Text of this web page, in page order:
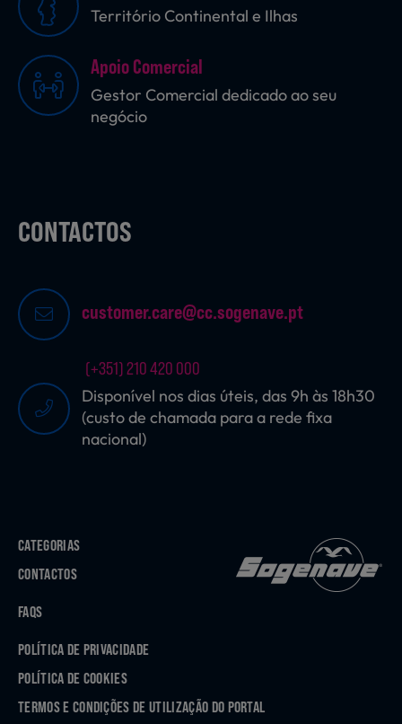
Ração para Animais
Território Continental e Ilhas
Apoio Comercial
Gestor Comercial dedicado ao seu
negócio
CONTACTOS
customer.care@cc.sogenave.pt
(+351) 210 420 000
Disponível nos dias úteis, das 9h às 18h30
(custo de chamada para a rede fixa
nacional)
CATEGORIAS
CONTACTOS
FAQS
POLÍTICA DE PRIVACIDADE
POLÍTICA DE COOKIES
TERMOS E CONDIÇÕES DE UTILIZAÇÃO DO PORTAL